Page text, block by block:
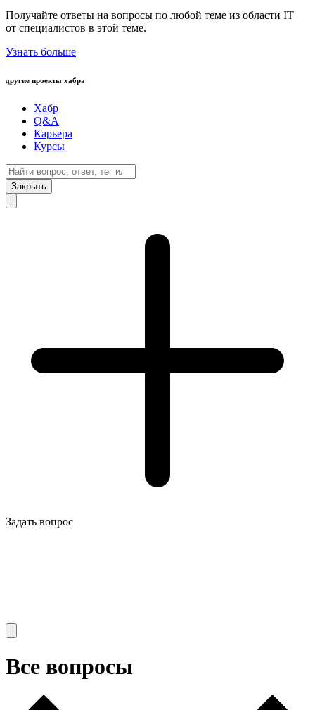
Получайте ответы на вопросы по любой теме из области IT
от специалистов в этой теме.
Узнать больше
другие проекты хабра
Хабр
Q&A
Карьера
Курсы
Закрыть
Задать вопрос
Все вопросы